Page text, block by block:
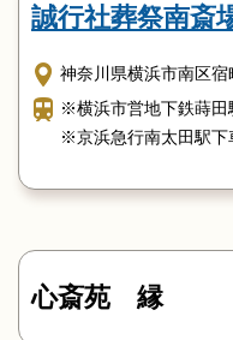
誠行社葬祭南斎
神奈川県横浜市南区
※横浜市営地下鉄蒔田
※京浜急行南太田駅下
心斎苑 縁